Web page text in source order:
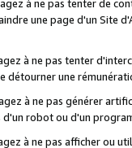
à ne pas tenter de
une page d'un Site
à ne pas tenter
détourner une
à ne pas générer
d'un robot ou d'un
à ne pas afficher ou